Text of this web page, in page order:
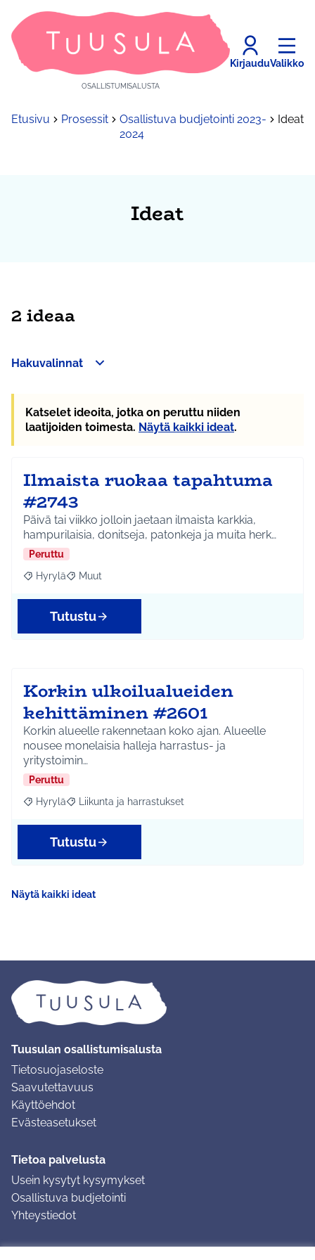
OSALLISTUMISALUSTA
KirjauduValikko
Etusivu Prosessit
Osallistuva budjetointi 2023-
2024
Ideat
Ideat
2 ideaa
Hakuvalinnat
Katselet ideoita, jotka on peruttu niiden
laatijoiden toimesta. Näytä kaikki ideat.
Ilmaista ruokaa tapahtuma
#2743
Päivä tai viikko jolloin jaetaan ilmaista karkkia,
hampurilaisia, donitseja, patonkeja ja muita herk…
Peruttu
Rajaa tulokset aihepiirin mukaan: Hyrylä
Hyrylä Rajaa tulokset teeman mukaan: Muut
Muut
Tutustu
Korkin ulkoilualueiden
kehittäminen #2601
Korkin alueelle rakennetaan koko ajan. Alueelle
nousee monelaisia halleja harrastus- ja
yritystoimin…
Peruttu
Rajaa tulokset aihepiirin mukaan: Hyrylä
Hyrylä Rajaa tulokset teeman mukaan: Liikunta ja
Liikunta ja harrastukset
Tutustu
Näytä kaikki ideat
Tuusulan osallistumisalusta
Tietosuojaseloste
Saavutettavuus
Käyttöehdot
Evästeasetukset
Tietoa palvelusta
Usein kysytyt kysymykset
Osallistuva budjetointi
Yhteystiedot